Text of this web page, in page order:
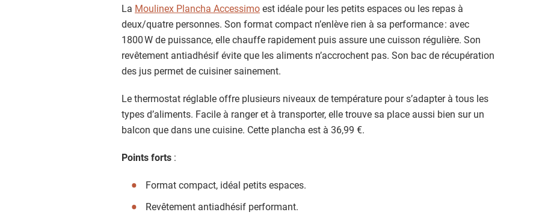
La Moulinex Plancha Accessimoest idéale pour les petits espaces ou les repas à
deux/quatre personnes. Son format compact n’enlève rien à sa performance : avec
1800 W de puissance, elle chauffe rapidement puis assure une cuisson régulière. Son
revêtement antiadhésif évite que les aliments n’accrochent pas. Son bac de récupération
des jus permet de cuisiner sainement.
Le thermostat réglable offre plusieurs niveaux de température pour s’adapter à tous les
types d’aliments. Facile à ranger et à transporter, elle trouve sa place aussi bien sur un
balcon que dans une cuisine. Cette plancha est à 36,99 €.
Points forts :
Format compact, idéal petits espaces.
Revêtement antiadhésif performant.